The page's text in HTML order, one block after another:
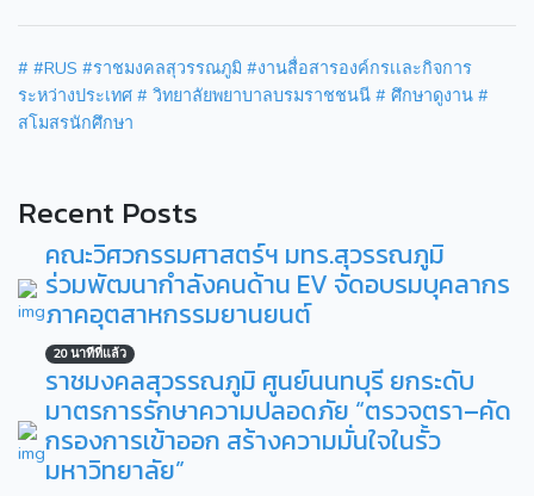
# #RUS #ราชมงคลสุวรรณภูมิ #งานสื่อสารองค์กรเเละกิจการ
ระหว่างประเทศ # วิทยาลัยพยาบาลบรมราชชนนี # ศึกษาดูงาน #
สโมสรนักศึกษา
Recent Posts
คณะวิศวกรรมศาสตร์ฯ มทร.สุวรรณภูมิ
ร่วมพัฒนากำลังคนด้าน EV จัดอบรมบุคลากร
ภาคอุตสาหกรรมยานยนต์
20 นาทีที่แล้ว
ราชมงคลสุวรรณภูมิ ศูนย์นนทบุรี ยกระดับ
มาตรการรักษาความปลอดภัย “ตรวจตรา–คัด
กรองการเข้าออก สร้างความมั่นใจในรั้ว
มหาวิทยาลัย”